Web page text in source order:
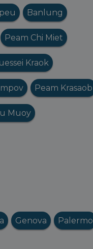
Banlung
Peam Chi Miet
Kraok
Peam Krasaob
Muoy
Genova Palermo